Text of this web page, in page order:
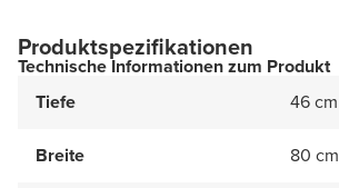
Produktspezifikationen
Technische Informationen zum Produkt
Tiefe
46 cm
Breite 80 cm